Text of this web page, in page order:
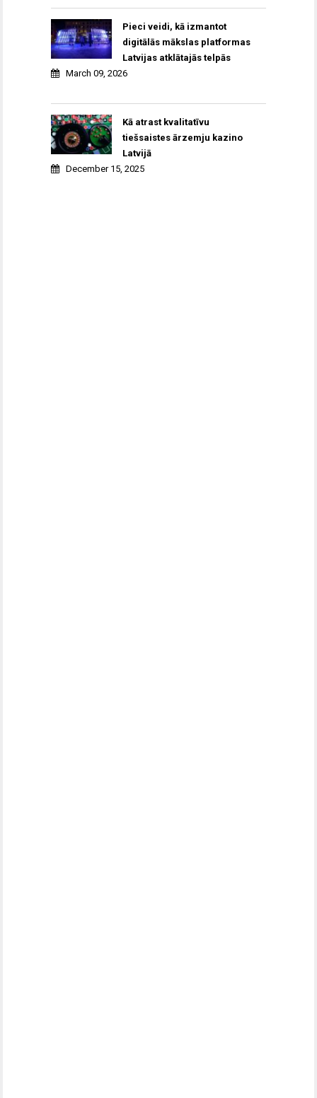
Pieci veidi, kā izmantot
digitālās mākslas platformas
Latvijas atklātajās telpās
March 09, 2026
Kā atrast kvalitatīvu
tiešsaistes ārzemju kazino
Latvijā
December 15, 2025